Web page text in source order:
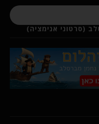
(סרטוני אנימציה)